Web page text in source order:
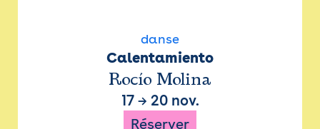
danse
Calentamiento
Rocío Molina
17→ 20 nov.
Réserver